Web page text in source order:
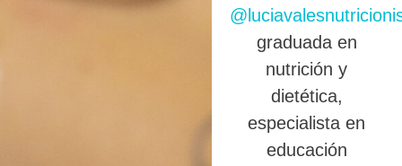
graduada en
nutrición y
dietética,
especialista en
educación